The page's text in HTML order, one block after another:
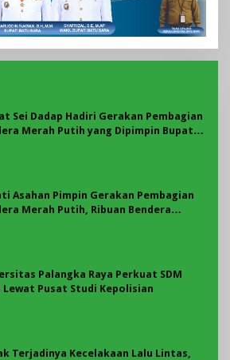
Sei Dadap Hadiri Gerakan Pembagian
Merah Putih yang Dipimpin Bupati
Asahan Pimpin Gerakan Pembagian
Merah Putih, Ribuan Bendera
Palangka Raya Perkuat SDM
Lewat Pusat Studi Kepolisian
Terjadinya Kecelakaan Lalu Lintas,